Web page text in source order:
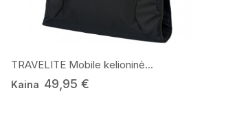
TRAVELITE Mobile kelioninė...
Kaina 49,95 €